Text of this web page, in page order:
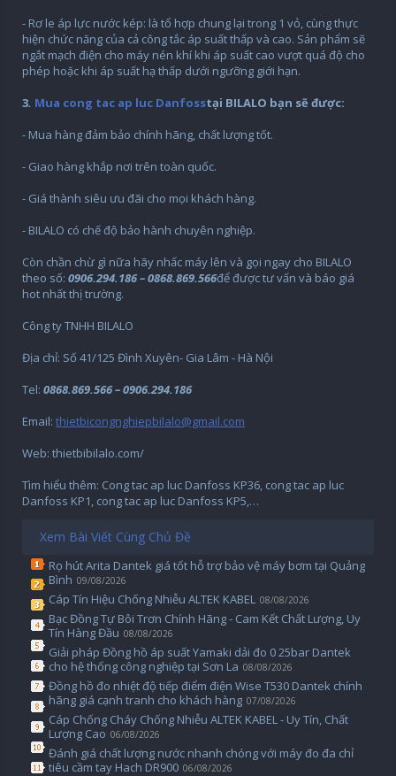
- Rơ le áp lực nước kép: là tổ hợp chung lại trong 1 vỏ, cùng thực
hiện chức năng của cả công tắc áp suất thấp và cao. Sản phẩm sẽ
ngắt mạch điện cho máy nén khí khi áp suất cao vượt quá độ cho
phép hoặc khi áp suất hạ thấp dưới ngưỡng giới hạn.
3. Mua cong tac ap luc Danfosstại BILALO bạn sẽ được:
- Mua hàng đảm bảo chính hãng, chất lượng tốt.
- Giao hàng khắp nơi trên toàn quốc.
- Giá thành siêu ưu đãi cho mọi khách hàng.
- BILALO có chế độ bảo hành chuyên nghiệp.
Còn chần chừ gì nữa hãy nhấc máy lên và gọi ngay cho BILALO
theo số: 0906.294.186 – 0868.869.566để được tư vấn và báo giá
hot nhất thị trường.
Công ty TNHH BILALO
Địa chỉ: Số 41/125 Đình Xuyên- Gia Lâm - Hà Nội
Tel: 0868.869.566 – 0906.294.186
Email: thietbicongnghiepbilalo@gmail.com
Web: thietbibilalo.com/
Tìm hiểu thêm: Cong tac ap luc Danfoss KP36, cong tac ap luc
Danfoss KP1, cong tac ap luc Danfoss KP5,…
Xem Bài Viết Cùng Chủ Đề
Rọ hút Arita Dantek giá tốt hỗ trợ bảo vệ máy bơm tại Quảng
Bình 09/08/2026
Cáp Tín Hiệu Chống Nhiễu ALTEK KABEL 08/08/2026
Bạc Đồng Tự Bôi Trơn Chính Hãng - Cam Kết Chất Lượng, Uy
Tín Hàng Đầu 08/08/2026
Giải pháp Đồng hồ áp suất Yamaki dải đo 0 25bar Dantek
cho hệ thống công nghiệp tại Sơn La 08/08/2026
Đồng hồ đo nhiệt độ tiếp điểm điện Wise T530 Dantek chính
hãng giá cạnh tranh cho khách hàng 07/08/2026
Cáp Chống Cháy Chống Nhiễu ALTEK KABEL - Uy Tín, Chất
Lượng Cao 06/08/2026
Đánh giá chất lượng nước nhanh chóng với máy đo đa chỉ
tiêu cầm tay Hach DR900 06/08/2026